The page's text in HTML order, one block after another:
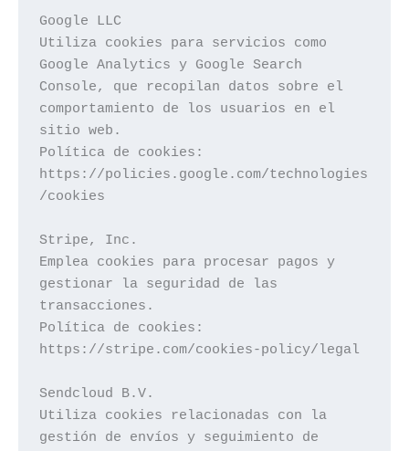
Google LLC
Utiliza cookies para servicios como
Google Analytics y Google Search
Console, que recopilan datos sobre el
comportamiento de los usuarios en el
sitio web.
Política de cookies:
https://policies.google.com/technologies
/cookies
Stripe, Inc.
Emplea cookies para procesar pagos y
gestionar la seguridad de las
transacciones.
Política de cookies:
https://stripe.com/cookies-policy/legal
Sendcloud B.V.
Utiliza cookies relacionadas con la
gestión de envíos y seguimiento de